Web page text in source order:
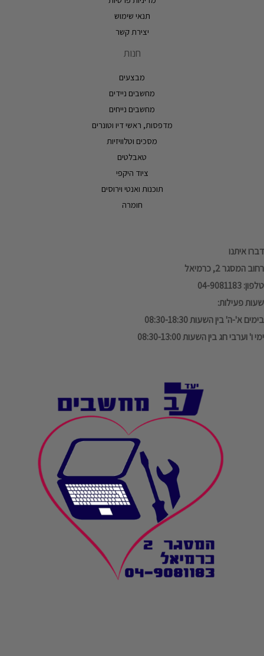
תנאי שימוש
יצירת קשר
חנות
מבצעים
מחשבים ניידים
מחשבים נייחים
מדפסות, ראשי דיו וטונרים
מסכים וטלוויזיות
טאבלטים
ציוד היקפי
תוכנות ואנטי וירוסים
חומרה
דברו איתנו
רחוב המסגר 2, כרמיאל
טלפון: 04-9081183
שעות פעילות:
בימים א'-ה' בין השעות 08:30-18:30
ימי ו' וערבי חג בין השעות 08:30-13:00